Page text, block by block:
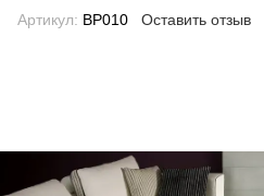
Артикул: BP010 Оставить отзыв